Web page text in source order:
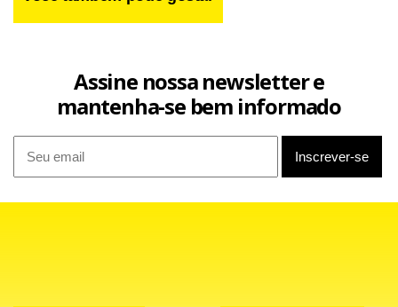
Assine nossa newsletter e
mantenha-se bem informado